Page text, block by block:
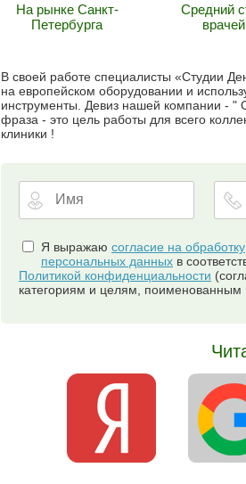
На рынке Санкт-
Петербурга
Средний
врачей
В своей работе специалисты «Студии
на европейском оборудовании и
инструменты. Девиз нашей компании -
фраза - это цель работы для всего
клиники !
Я выражаю согласие на обработку
персональных данных в
Политикой конфиденциальности
категориям и целям, поименованным